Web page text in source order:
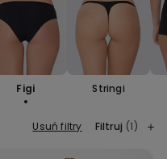
Figi Stringi
Usuń filtry Filtruj (1)